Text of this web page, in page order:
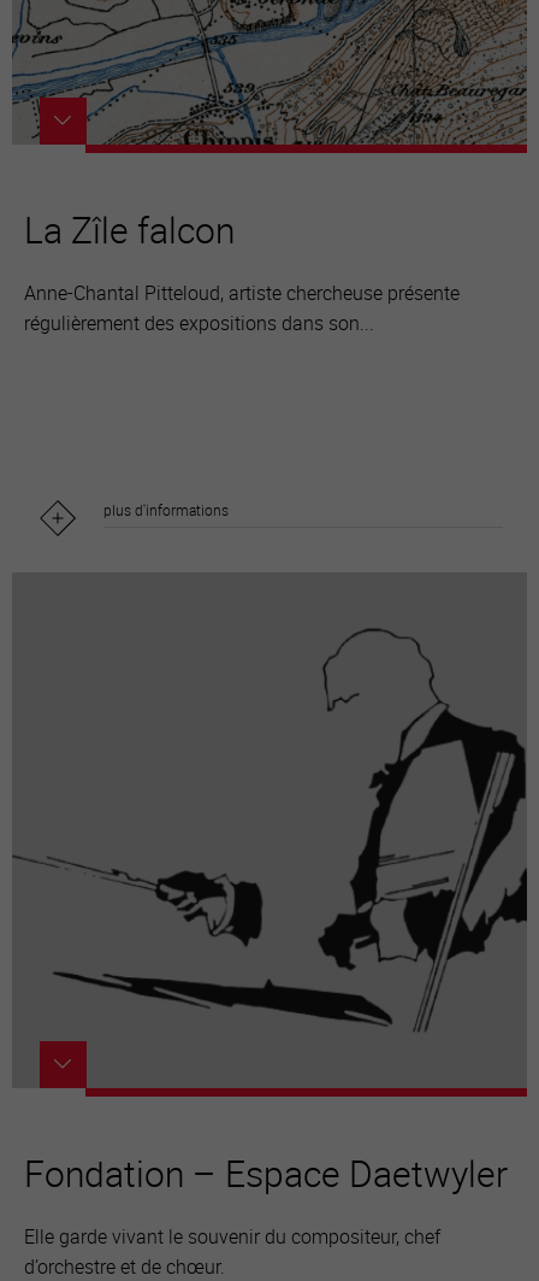
La Zîle falcon
Anne-Chantal Pitteloud, artiste chercheuse présente
régulièrement des expositions dans son...
plus d'informations
Fondation – Espace Daetwyler
Elle garde vivant le souvenir du compositeur, chef
d’orchestre et de chœur.